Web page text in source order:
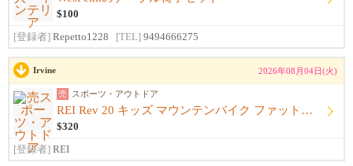
$100
[登録者] Repetto1228 [TEL] 9494666275
Irvine 2026年08月04日(火)
売 スポーツ・アウトドア
REI Rev 20 キッズ マウンテンバイク ファットタイヤ 自転車
$320
[登録者] REI